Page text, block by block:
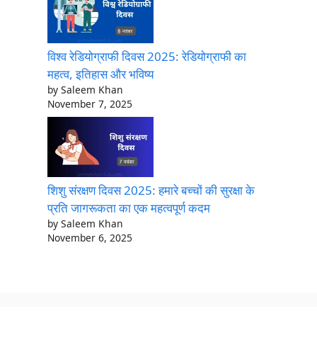
विश्व रेडियोग्राफी दिवस 2025: रेडियोग्राफी का
महत्व, इतिहास और भविष्य
by Saleem Khan
November 7, 2025
शिशु संरक्षण दिवस 2025: हमारे बच्चों की सुरक्षा के
प्रति जागरूकता का एक महत्वपूर्ण कदम
by Saleem Khan
November 6, 2025